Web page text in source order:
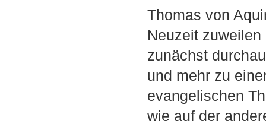
Thomas von
Neuzeit
zunächst
und mehr zu
evangelischen
wie auf der